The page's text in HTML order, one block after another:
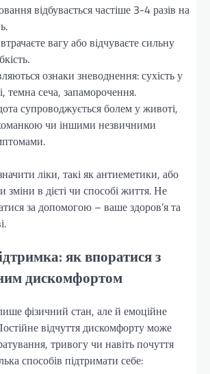
відбувається частіше 3-4 разів на
вагу або відчуваєте сильну
ознаки зневоднення: сухість у
темна сеча, запаморочення.
супроводжується болем у животі,
чи іншими незвичними
ліки, такі як антиеметики, або
зміни в дієті чи способі життя. Не
за допомогою – ваше здоров’я та
як впоратися з
дискомфортом
фізичний стан, але й емоційне
відчуття дискомфорту може
тривогу чи навіть почуття
способів підтримати себе: